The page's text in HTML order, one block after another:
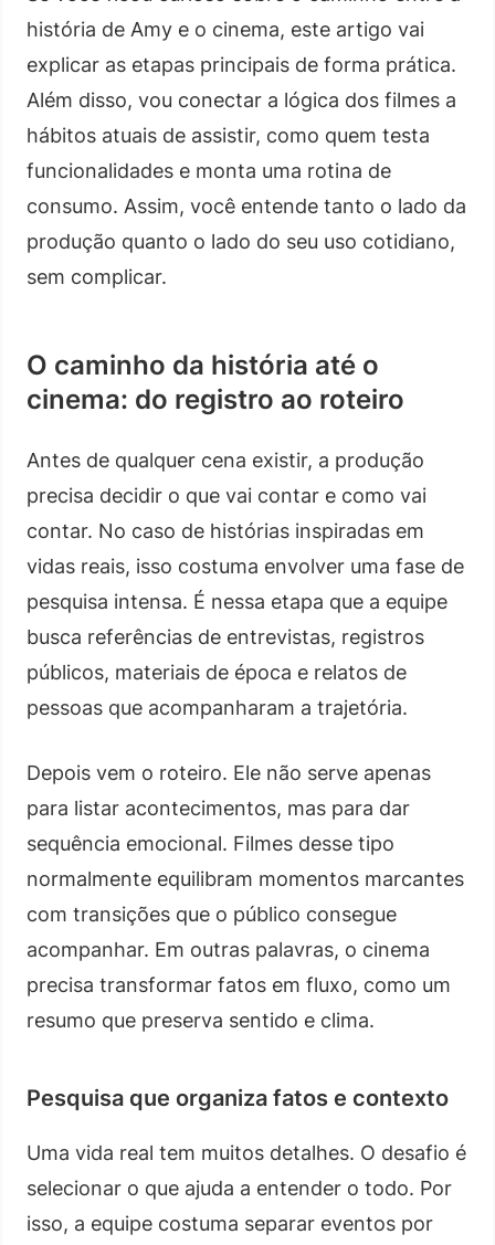
história de Amy e o cinema, este artigo vai
explicar as etapas principais de forma prática.
Além disso, vou conectar a lógica dos filmes a
hábitos atuais de assistir, como quem testa
funcionalidades e monta uma rotina de
consumo. Assim, você entende tanto o lado da
produção quanto o lado do seu uso cotidiano,
sem complicar.
O caminho da história até o
cinema: do registro ao roteiro
Antes de qualquer cena existir, a produção
precisa decidir o que vai contar e como vai
contar. No caso de histórias inspiradas em
vidas reais, isso costuma envolver uma fase de
pesquisa intensa. É nessa etapa que a equipe
busca referências de entrevistas, registros
públicos, materiais de época e relatos de
pessoas que acompanharam a trajetória.
Depois vem o roteiro. Ele não serve apenas
para listar acontecimentos, mas para dar
sequência emocional. Filmes desse tipo
normalmente equilibram momentos marcantes
com transições que o público consegue
acompanhar. Em outras palavras, o cinema
precisa transformar fatos em fluxo, como um
resumo que preserva sentido e clima.
Pesquisa que organiza fatos e contexto
Uma vida real tem muitos detalhes. O desafio é
selecionar o que ajuda a entender o todo. Por
isso, a equipe costuma separar eventos por